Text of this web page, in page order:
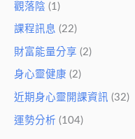
觀落陰 (1)
課程訊息 (22)
財富能量分享 (2)
身心靈健康 (2)
近期身心靈開課資訊 (32)
運勢分析 (104)